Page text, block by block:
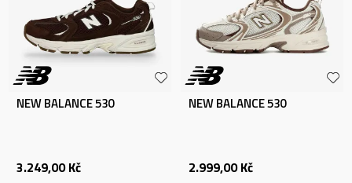
NEW BALANCE 530
3.249,00 Kč
NEW BALANCE 530
2.999,00 Kč